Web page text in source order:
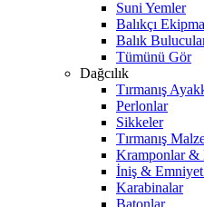
Suni Yemler
Balıkçı
Balık
Tümünü Gör
Dağcılık
Tırmanış
Perlonlar
Sikkeler
Tırmanış
Kramponlar &
İniş &
Karabinalar
Batonlar